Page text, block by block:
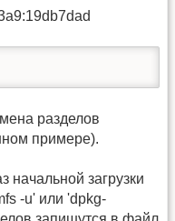
разделов
примере).
начальной загрузки
-u' или 'dpkg-